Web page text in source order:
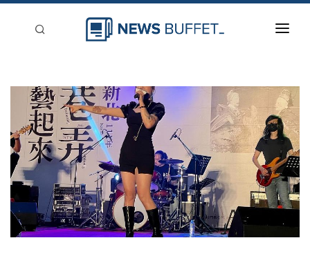
新聞稿分類
登入
刊登